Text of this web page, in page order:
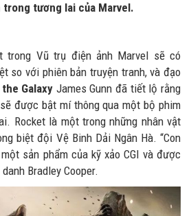
tương lai của Marvel.
trong Vũ trụ điện ảnh Marvel sẽ có
so với phiên bản truyện tranh, và đạo
Galaxy James Gunn đã tiết lộ rằng
được bật mí thông qua một bộ phim
Rocket là một trong những nhân vật
biệt đội Vệ Binh Dải Ngân Hà. “Con
sản phẩm của kỹ xảo CGI và được
Bradley Cooper.